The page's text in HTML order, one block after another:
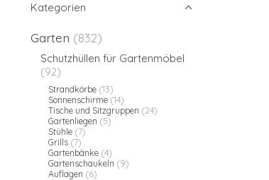
Kategorien
Garten (832)
Schutzhüllen für Gartenmöbel
(92)
Strandkörbe (13)
Sonnenschirme (14)
Tische und Sitzgruppen (24)
Gartenliegen (5)
Stühle (7)
Grills (7)
Gartenbänke (4)
Gartenschaukeln (9)
Auflagen (6)